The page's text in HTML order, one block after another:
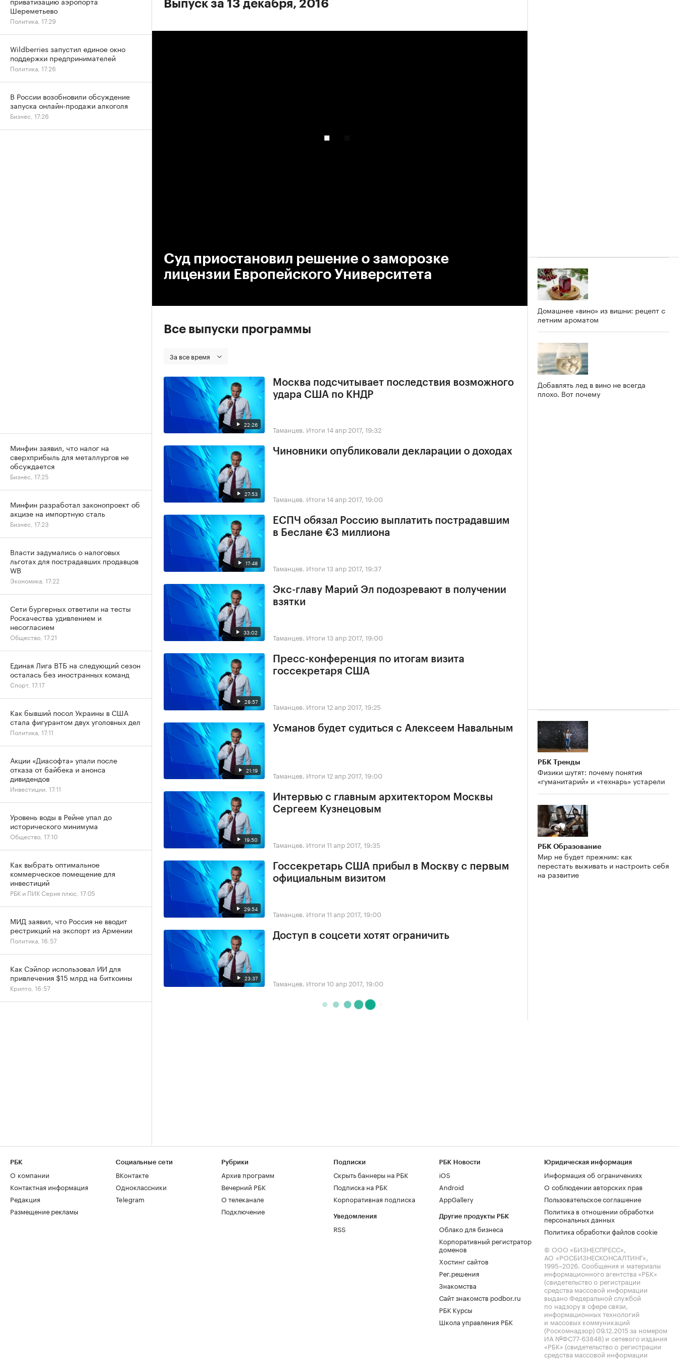
Выпуск за 13 декабря, 2016
Суд приостановил решение о заморозке
лицензии Европейского Университета
Все выпуски программы
За все время
22:26
Москва подсчитывает последствия возможного
удара США по КНДР
Таманцев. Итоги 14 апр 2017, 19:32
27:53
Чиновники опубликовали декларации о доходах
Таманцев. Итоги 14 апр 2017, 19:00
17:48
ЕСПЧ обязал Россию выплатить пострадавшим
в Беслане €3 миллиона
Таманцев. Итоги 13 апр 2017, 19:37
33:02
Экс-главу Марий Эл подозревают в получении
взятки
Таманцев. Итоги 13 апр 2017, 19:00
28:57
Пресс-конференция по итогам визита
госсекретаря США
Таманцев. Итоги 12 апр 2017, 19:25
21:19
Усманов будет судиться с Алексеем Навальным
Таманцев. Итоги 12 апр 2017, 19:00
19:50
Интервью с главным архитектором Москвы
Сергеем Кузнецовым
Таманцев. Итоги 11 апр 2017, 19:35
29:54
Госсекретарь США прибыл в Москву с первым
официальным визитом
Таманцев. Итоги 11 апр 2017, 19:00
23:37
Доступ в соцсети хотят ограничить
Таманцев. Итоги 10 апр 2017, 19:00
Домашнее «вино» из вишни: рецепт с
летним ароматом
Добавлять лед в вино не всегда
плохо. Вот почему
РБК Тренды
Физики шутят: почему понятия
«гуманитарий» и «технарь» устарели
РБК Образование
Мир не будет прежним: как
перестать выживать и настроить себя
на развитие
Шереметьево
Политика, 17:29
Wildberries запустил единое окно
поддержки предпринимателей
Политика, 17:26
В России возобновили обсуждение
запуска онлайн-продажи алкоголя
Бизнес, 17:26
Минфин заявил, что налог на
сверхприбыль для металлургов не
обсуждается
Бизнес, 17:25
Минфин разработал законопроект об
акцизе на импортную сталь
Бизнес, 17:23
Власти задумались о налоговых
льготах для пострадавших продавцов
WB
Экономика, 17:22
Сети бургерных ответили на тесты
Роскачества удивлением и
несогласием
Общество, 17:21
Единая Лига ВТБ на следующий сезон
осталась без иностранных команд
Спорт, 17:17
Как бывший посол Украины в США
стала фигурантом двух уголовных дел
Политика, 17:11
Акции «Диасофта» упали после
отказа от байбека и анонса
дивидендов
Инвестиции, 17:11
Уровень воды в Рейне упал до
исторического минимума
Общество, 17:10
Как выбрать оптимальное
коммерческое помещение для
инвестиций
РБК и ПИК Серия плюс, 17:05
МИД заявил, что Россия не вводит
рестрикций на экспорт из Армении
Политика, 16:57
Как Сэйлор использовал ИИ для
привлечения $15 млрд на биткоины
Крипто, 16:57
РБК
О компании
Контактная информация
Редакция
Размещение рекламы
Социальные сети
ВКонтакте
Одноклассники
Telegram
Рубрики
Архив программ
Вечерний РБК
О телеканале
Подключение
Подписки
Скрыть баннеры на РБК
Подписка на РБК
Корпоративная подписка
Уведомления
RSS
РБК Новости
iOS
Android
AppGallery
Другие продукты РБК
Облако для бизнеса
Корпоративный регистратор
доменов
Хостинг сайтов
Рег.решения
Знакомства
Сайт знакомств podbor.ru
РБК Курсы
Школа управления РБК
Юридическая информация
Информация об ограничениях
О соблюдении авторских прав
Пользовательское соглашение
Политика в отношении обработки
персональных данных
Политика обработки файлов cookie
© ООО «БИЗНЕСПРЕСС»,
АО «РОСБИЗНЕСКОНСАЛТИНГ»,
1995–2026. Сообщения и материалы
информационного агентства «РБК»
(свидетельство о регистрации
средства массовой информации
выдано Федеральной службой
по надзору в сфере связи,
информационных технологий
и массовых коммуникаций
(Роскомнадзор) 09.12.2015 за номером
ИА №ФС77-63848) и сетевого издания
«РБК» (свидетельство о регистрации
средства массовой информации